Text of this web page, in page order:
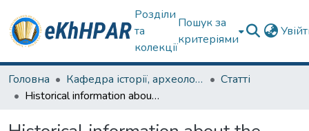
Розділи
та
колекції
Пошук за
критеріями
Головна Кафедра історії, археології та гуманітарних наук
Статті
Historical information about the rural (land) community as an element of the intangible cultural heritage of Ukraine